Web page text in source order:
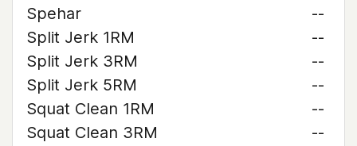
Spehar
--
Split Jerk 1RM
--
Split Jerk 3RM
--
Split Jerk 5RM
--
Squat Clean 1RM
--
Squat Clean 3RM
--